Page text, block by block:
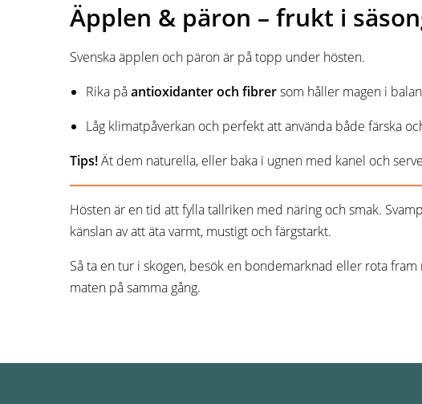
Äpplen & päron – frukt i
Svenska äpplen och päron är på topp under hösten.
Rika påantioxidanter och fibrersom håller magen i
Låg klimatpåverkan och perfekt att använda både färska
Tips!Ät dem naturella, eller baka i ugnen med kanel och
Hösten är en tid att fylla tallriken med näring och smak.
känslan av att äta varmt, mustigt och färgstarkt.
Så ta en tur i skogen, besök en bondemarknad eller rota
maten på samma gång.